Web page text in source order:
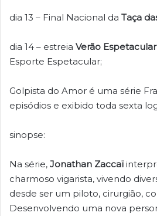
dia 13 – Final Nacional da Taça
dia 14 – estreia Verão
Esporte Espetacular;
Golpista do Amor é uma série
episódios e exibido toda sexta
sinopse:
Na série, Jonathan Zaccaï
charmoso vigarista, vivendo
desde ser um piloto, cirurgião,
Desenvolvendo uma nova